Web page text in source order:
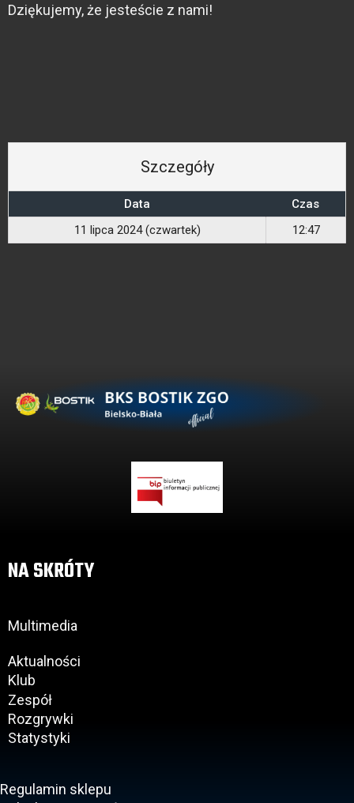
Dziękujemy, że jesteście z nami!
Szczegóły
Data
Czas
11 lipca 2024 (czwartek)
12:47
NA SKRÓTY
Multimedia
Aktualności
Klub
Zespół
Rozgrywki
Statystyki
Regulamin sklepu